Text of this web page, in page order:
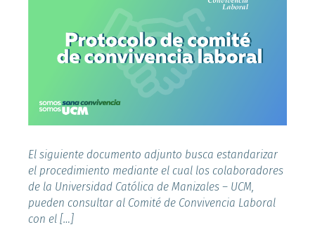
El siguiente documento adjunto busca estandarizar
el procedimiento mediante el cual los colaboradores
de la Universidad Católica de Manizales – UCM,
pueden consultar al Comité de Convivencia Laboral
con el […]